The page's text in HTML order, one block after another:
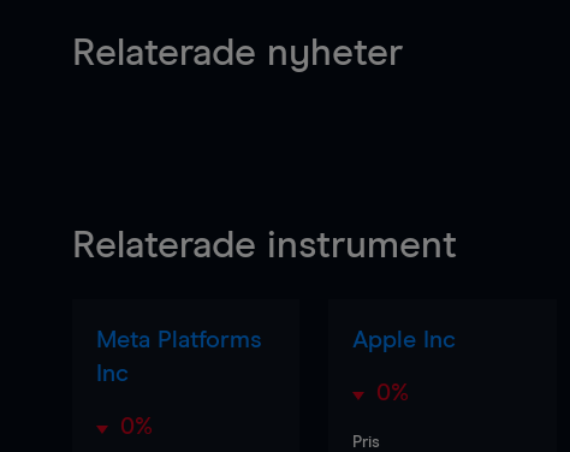
Relaterade nyheter
Relaterade instrument
Meta Platforms
Inc
0%
Apple Inc
0%
Pris